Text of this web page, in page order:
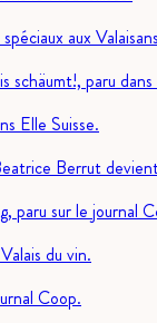
aux
schäumt!, paru
Elle Suisse.
Berrut
paru sur le journal
du vin.
Coop.